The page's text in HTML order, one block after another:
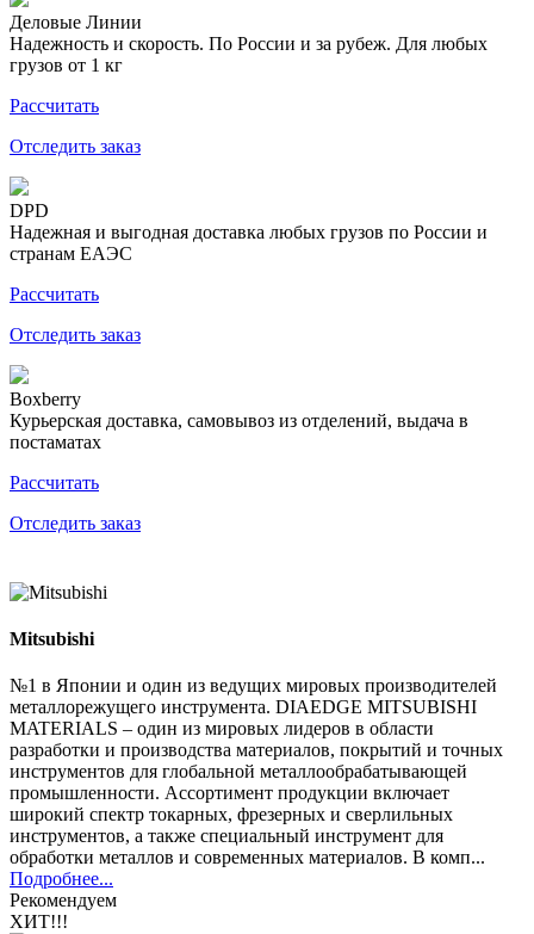
Деловые Линии
Надежность и скорость. По России и за рубеж. Для любых
грузов от 1 кг
Рассчитать
Отследить заказ
DPD
Надежная и выгодная доставка любых грузов по России и
странам ЕАЭС
Рассчитать
Отследить заказ
Boxberry
Курьерская доставка, самовывоз из отделений, выдача в
постаматах
Рассчитать
Отследить заказ
Mitsubishi
№1 в Японии и один из ведущих мировых производителей
металлорежущего инструмента. DIAEDGE MITSUBISHI
MATERIALS – один из мировых лидеров в области
разработки и производства материалов, покрытий и точных
инструментов для глобальной металлообрабатывающей
промышленности. Ассортимент продукции включает
широкий спектр токарных, фрезерных и сверлильных
инструментов, а также специальный инструмент для
обработки металлов и современных материалов. В комп...
Подробнее...
Рекомендуем
ХИТ!!!